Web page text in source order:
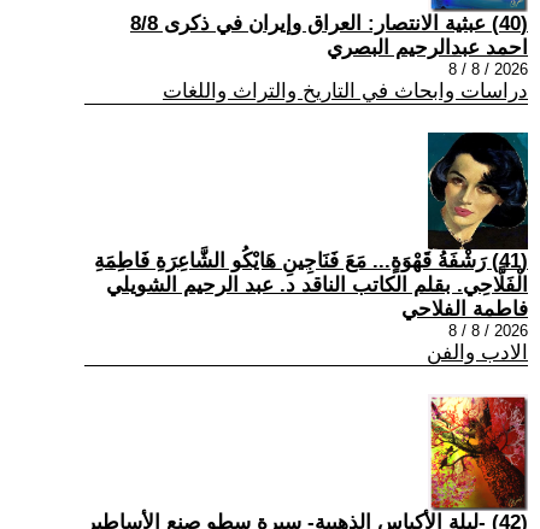
(40) عبثية الانتصار: العراق وإيران في ذكرى 8/8
احمد عبدالرحيم البصري
2026 / 8 / 8
دراسات وابحاث في التاريخ والتراث واللغات
(41) رَشْفَةُ قَهْوَةٍ... مَعَ فَنَاجِينِ هَايْكُو الشَّاعِرَةِ فَاطِمَةِ
الْفَلَّاحِي. بقلم الكاتب الناقد د. عبد الرحيم الشويلي
فاطمة الفلاحي
2026 / 8 / 8
الادب والفن
(42) -ليلة الأكياس الذهبية- سيرة سطو صنع الأساطير